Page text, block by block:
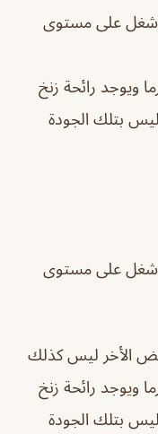
شغل على مستوى
ويوجد رائحة زنخ
ليس بتلك الجودة
شغل على مستوى
الأخر ليس كذلك
ويوجد رائحة زنخ
ليس بتلك الجودة